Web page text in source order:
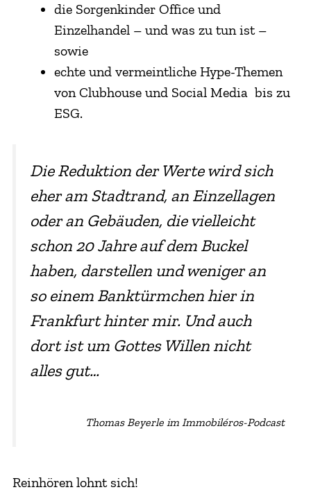
die Sorgenkinder Office und
Einzelhandel – und was zu tun ist –
sowie
echte und vermeintliche Hype-Themen
von Clubhouse und Social Media bis zu
ESG.
Die Reduktion der Werte wird sich
eher am Stadtrand, an Einzellagen
oder an Gebäuden, die vielleicht
schon 20 Jahre auf dem Buckel
haben, darstellen und weniger an
so einem Banktürmchen hier in
Frankfurt hinter mir. Und auch
dort ist um Gottes Willen nicht
alles gut…
Thomas Beyerle im Immobiléros-Podcast
Reinhören lohnt sich!